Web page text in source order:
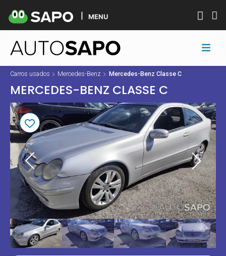
MENU
Carros usados Mercedes-Benz Mercedes-Benz Classe C
MERCEDES-BENZ CLASSE C